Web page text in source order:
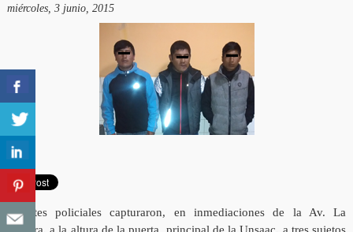
miércoles, 3 junio, 2015
Agentes policiales capturaron, en inmediaciones de la Av. La